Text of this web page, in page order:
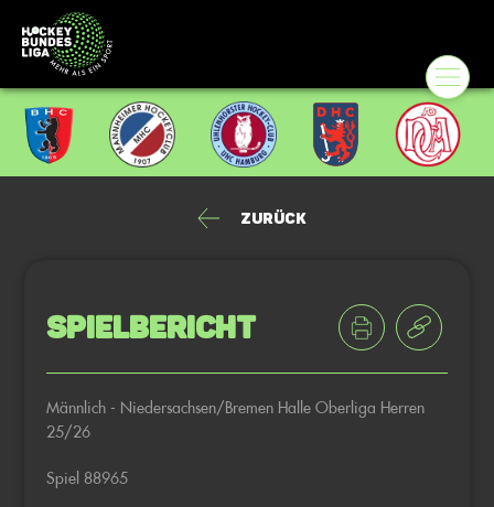
Zurück
Spielbericht
Männlich - Niedersachsen/Bremen Halle Oberliga Herren
25/26
Spiel 88965